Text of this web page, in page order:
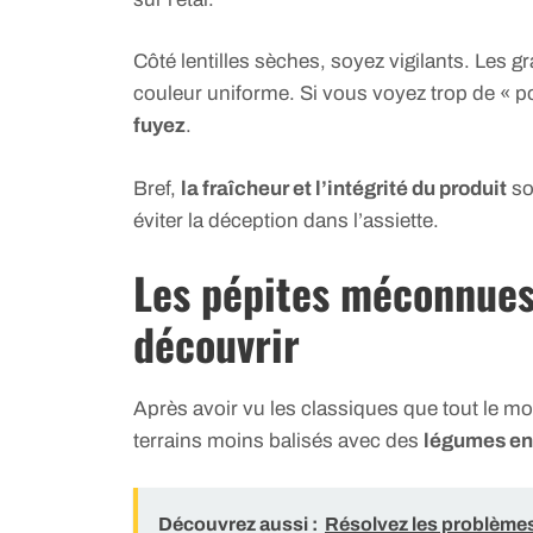
Côté lentilles sèches, soyez vigilants. Les
couleur uniforme. Si vous voyez trop de «
fuyez.
Bref, la fraîcheur et l’intégrité du produit
éviter la déception dans l’assiette.
Les pépites
découvrir
Après avoir vu les classiques que tout le
terrains moins balisés avec des légumes
Découvrez aussi : Résolvez les